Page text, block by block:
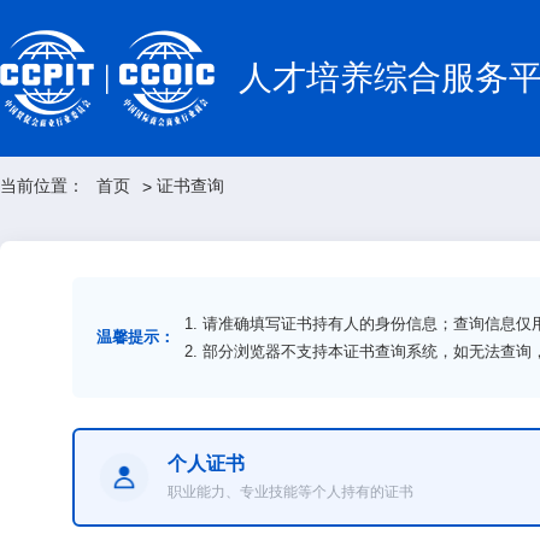
人才培养综合服务
当前位置： 首页 > 证书查询
温馨提示：
1. 请准确填写证书持有人的身份信息；查询信息
2. 部分浏览器不支持本证书查询系统，如无法查询
个人证书
职业能力、专业技能等个人持有的证书